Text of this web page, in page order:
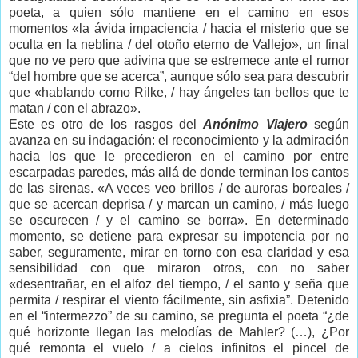
poeta, a quien sólo mantiene en el camino en esos
momentos «la ávida impaciencia / hacia el misterio que se
oculta en la neblina / del otoño eterno de Vallejo», un final
que no ve pero que adivina que se estremece ante el rumor
“del hombre que se acerca”, aunque sólo sea para descubrir
que «hablando como Rilke, / hay ángeles tan bellos que te
matan / con el abrazo».
Este es otro de los rasgos delAnónimo Viajerosegún
avanza en su indagación: el reconocimiento y la admiración
hacia los que le precedieron en el camino por entre
escarpadas paredes, más allá de donde terminan los cantos
de las sirenas. «A veces veo brillos / de auroras boreales /
que se acercan deprisa / y marcan un camino, / más luego
se oscurecen / y el camino se borra». En determinado
momento, se detiene para expresar su impotencia por no
saber, seguramente, mirar en torno con esa claridad y esa
sensibilidad con que miraron otros, con no saber
«desentrañar, en el alfoz del tiempo, / el santo y seña que
permita / respirar el viento fácilmente, sin asfixia”. Detenido
en el “intermezzo” de su camino, se pregunta el poeta “¿de
qué horizonte llegan las melodías de Mahler? (…), ¿Por
qué remonta el vuelo / a cielos infinitos el pincel de